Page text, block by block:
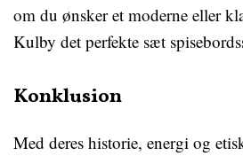
om du ønsker et moderne eller
Kulby det perfekte sæt
Konklusion
Med deres historie, energi og